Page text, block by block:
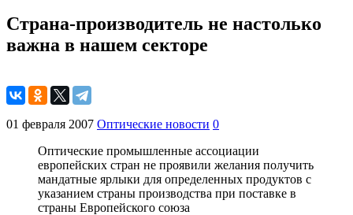
Страна-производитель не настолько
важна в нашем секторе
01 февраля 2007 Оптические новости 0
Оптические промышленные ассоциации
европейских стран не проявили желания получить
мандатные ярлыки для определенных продуктов с
указанием страны производства при поставке в
страны Европейского союза